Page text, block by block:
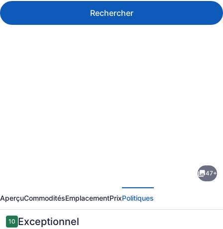
Rechercher
Wildlands
47+
AperçuCommoditésEmplacementPrixPolitiques
Avis
1010 sur 10 –
Exceptionnel